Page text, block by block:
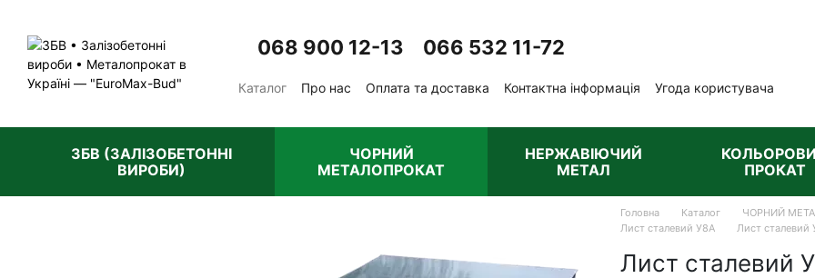
068 900 12-13 066 532 11-72
Каталог Про нас Оплата та доставка Контактна інформація
Угода користувача
ЗБВ (ЗАЛІЗОБЕТОННІ
ВИРОБИ)
ЧОРНИЙ
МЕТАЛОПРОКАТ
НЕРЖАВІЮЧИЙ
МЕТАЛ
ПРОКАТ
Головна Каталог ЧОРНИЙ
Лист сталевий У8А
Лист
Лист сталевий